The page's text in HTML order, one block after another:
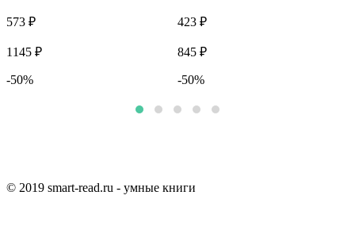
573 ₽
1145 ₽
-50%
423 ₽
845 ₽
-50%
© 2019 smart-read.ru - умные книги